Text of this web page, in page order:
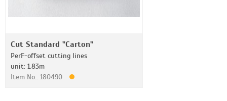
Cut Standard "Carton"
PerF-offset cutting lines
unit: 1.83m
Item No.: 180490